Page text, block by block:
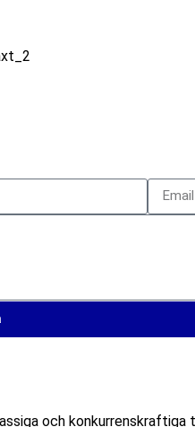
och konkurrenskraftiga